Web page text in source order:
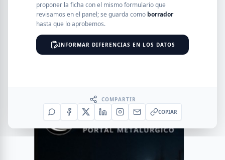
SEGMENTO
proponer la ficha con el mismo formulario que
revisamos en el panel; se guarda como borrador
hasta que lo aprobemos.
INFORMAR DIFERENCIAS EN LOS DATOS
COMPARTIR
COPIAR